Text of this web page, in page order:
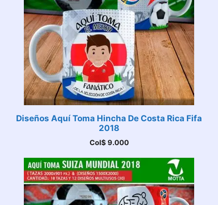
Diseños Aquí Toma Hincha De Costa Rica Fifa
2018
Col$ 9.000